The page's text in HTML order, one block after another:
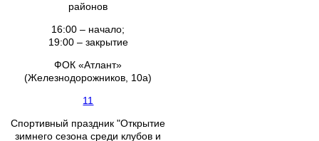
районов
16:00 – начало;
19:00 – закрытие
ФОК «Атлант»
(Железнодорожников, 10а)
11
Спортивный праздник "Открытие
зимнего сезона среди клубов и